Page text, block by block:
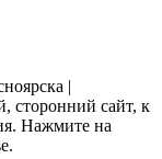
|
сторонний сайт, к
Нажмите на